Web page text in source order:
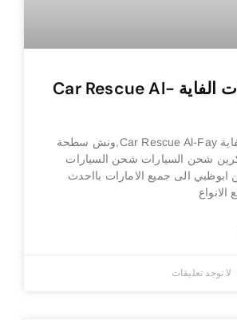
انقاذ سيارات الفاية Car Rescue Al-
انقاذ سيارات الفاية Car Rescue Al-Fay,ونش سطحة
شحن السيارات شحن السيارات
الى جميع الامارات بااحدث
لا توجد تعليقات